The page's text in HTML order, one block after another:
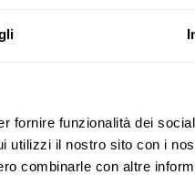
fornire funzionalità dei
utilizzi il nostro sito con i
combinarle con altre